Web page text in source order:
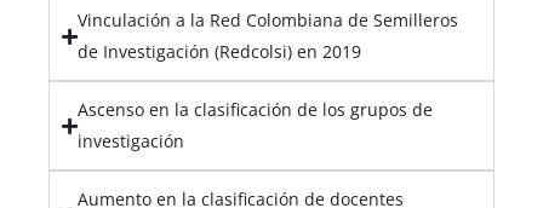
Vinculación a la Red Colombiana de Semilleros
de Investigación (Redcolsi) en 2019
Ascenso en la clasificación de los grupos de
investigación
Aumento en la clasificación de docentes